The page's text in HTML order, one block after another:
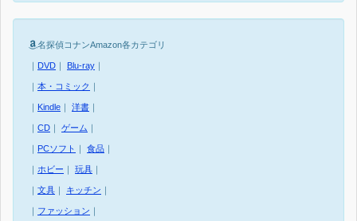
名探偵コナンAmazon各カテゴリ
｜ DVD ｜ Blu-ray ｜
｜ 本・コミック ｜
｜ Kindle ｜ 洋書 ｜
｜ CD ｜ ゲーム ｜
｜ PCソフト ｜ 食品 ｜
｜ ホビー ｜ 玩具 ｜
｜ 文具 ｜ キッチン ｜
｜ ファッション ｜